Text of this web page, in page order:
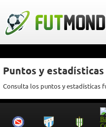
Puntos y
Consulta los puntos y estadísticas